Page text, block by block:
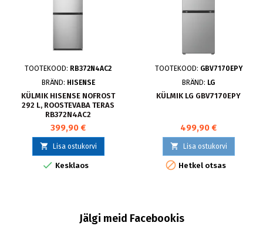
TOOTEKOOD: RB372N4AC2
BRÄND: HISENSE
KÜLMIK HISENSE NOFROST
292 L, ROOSTEVABA TERAS
RB372N4AC2
399,90 €
 Lisa ostukorvi
 Kesklaos
TOOTEKOOD: GBV7170EPY
BRÄND: LG
KÜLMIK LG GBV7170EPY
499,90 €
 Lisa ostukorvi
 Hetkel otsas
Jälgi meid Facebookis